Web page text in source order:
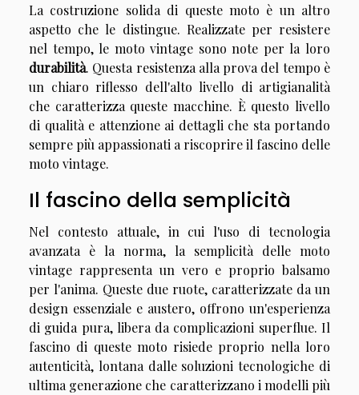
La costruzione solida di queste moto è un altro
aspetto che le distingue. Realizzate per resistere
nel tempo, le moto vintage sono note per la loro
durabilità. Questa resistenza alla prova del tempo è
un chiaro riflesso dell'alto livello di artigianalità
che caratterizza queste macchine. È questo livello
di qualità e attenzione ai dettagli che sta portando
sempre più appassionati a riscoprire il fascino delle
moto vintage.
Il fascino della semplicità
Nel contesto attuale, in cui l'uso di tecnologia
avanzata è la norma, la semplicità delle moto
vintage rappresenta un vero e proprio balsamo
per l'anima. Queste due ruote, caratterizzate da un
design essenziale e austero, offrono un'esperienza
di guida pura, libera da complicazioni superflue. Il
fascino di queste moto risiede proprio nella loro
autenticità, lontana dalle soluzioni tecnologiche di
ultima generazione che caratterizzano i modelli più